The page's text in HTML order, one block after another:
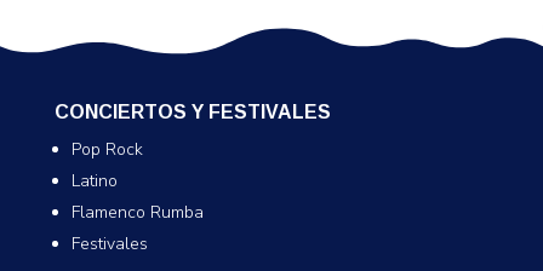
CONCIERTOS Y FESTIVALES
Pop Rock
Latino
Flamenco Rumba
Festivales